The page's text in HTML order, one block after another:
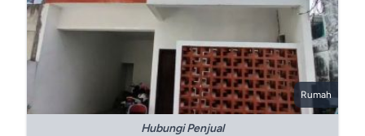
Rumah
Hubungi Penjual